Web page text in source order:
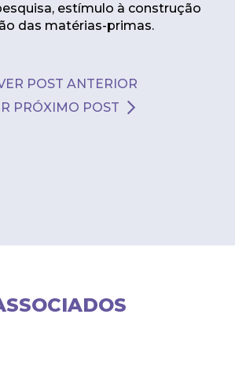
estímulo à construção
das matérias-primas.
POST ANTERIOR
PRÓXIMO POST